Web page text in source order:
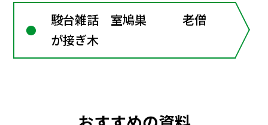
駿台雑話 室鳩巣 老僧
が接ぎ木